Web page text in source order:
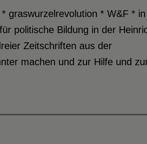
graswurzelrevolution * W&F * in
politische Bildung in der
Zeitschriften aus der
machen und zur Hilfe und